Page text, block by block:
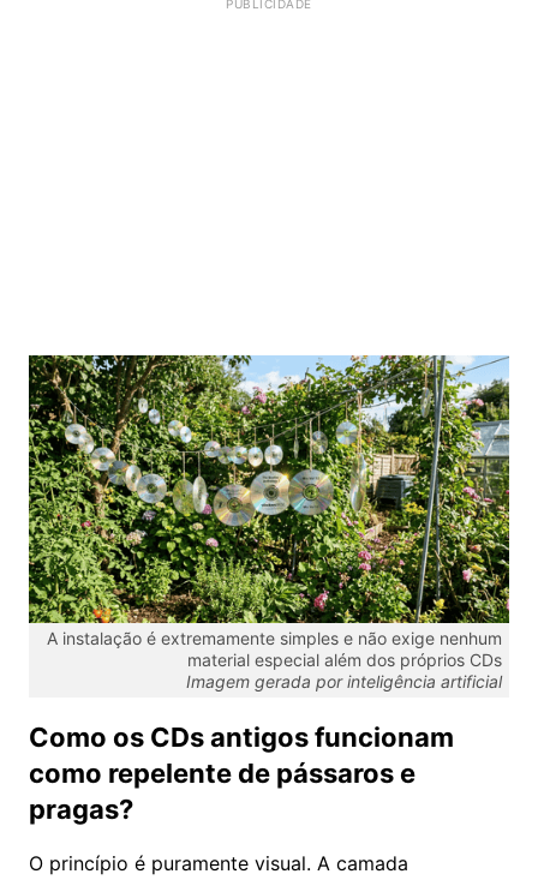
A instalação é extremamente simples e não exige nenhum
material especial além dos próprios CDs
Imagem gerada por inteligência artificial
Como os CDs antigos funcionam
como repelente de pássaros e
pragas?
O princípio é puramente visual. A camada